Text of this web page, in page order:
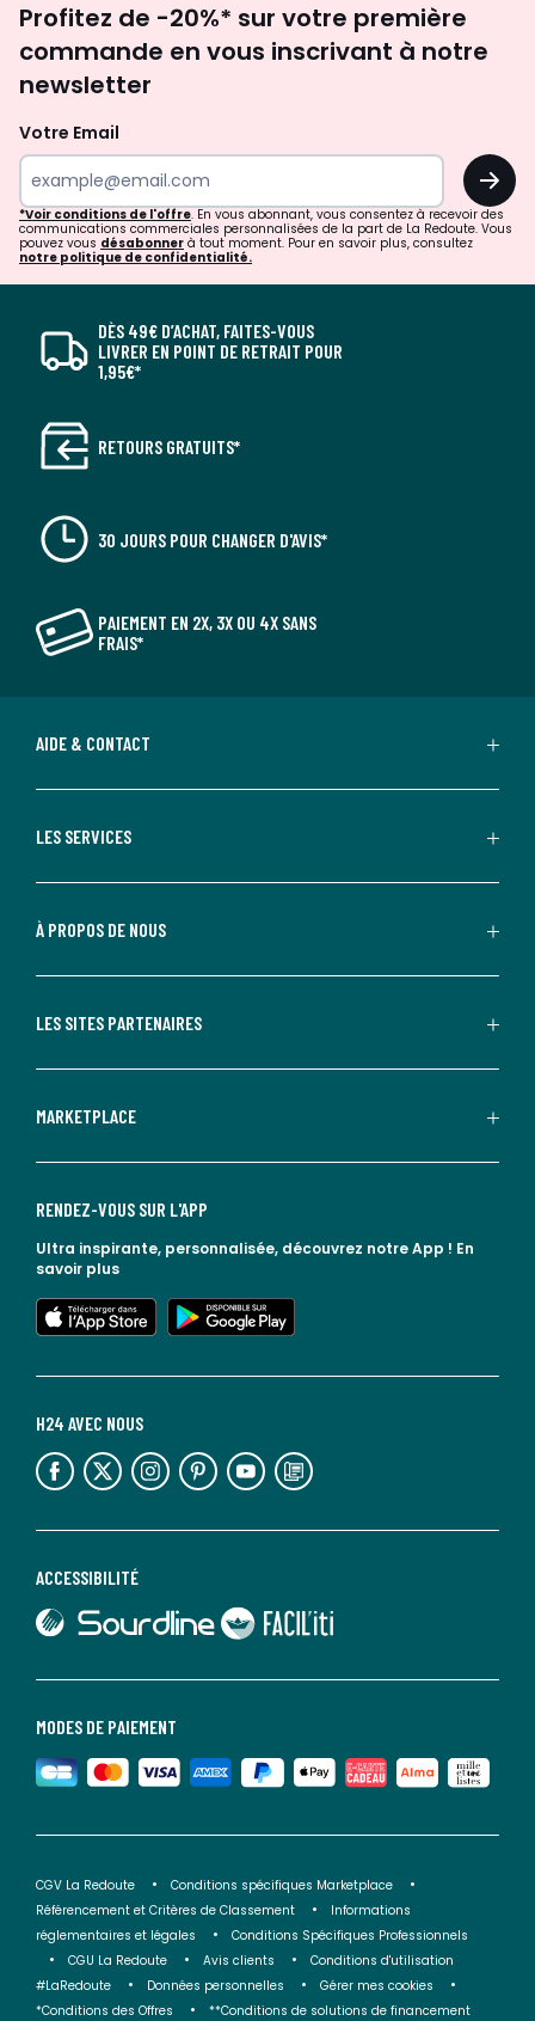
newsletter
Profitez de -20%* sur votre première
commande en vous inscrivant à notre
newsletter
Votre Email
OK
*Voir conditions de l'offre. En vous abonnant, vous consentez à recevoir des
communications commerciales personnalisées de la part de La Redoute. Vous
pouvez vous désabonner à tout moment. Pour en savoir plus, consultez
notre politique de confidentialité.
DÈS 49€ D’ACHAT, FAITES-VOUS
LIVRER EN POINT DE RETRAIT POUR
1,95€*
RETOURS GRATUITS*
30 JOURS POUR CHANGER D'AVIS*
PAIEMENT EN 2X, 3X OU 4X SANS
FRAIS*
AIDE & CONTACT
LES SERVICES
À PROPOS DE NOUS
LES SITES PARTENAIRES
MARKETPLACE
MODES DE PAIEMENT
ACCESSIBILITÉ
lien vers Sourdline
lien vers Faciliti
H24 AVEC NOUS
lien vers l'espace réseaux sociaux lien vers l'espace réseaux sociaux lien vers l'espace réseaux sociaux lien vers l'espace réseaux sociaux lien vers l'espace réseaux sociaux lien vers le blog la redoute
RENDEZ-VOUS SUR L'APP
Ultra inspirante, personnalisée, découvrez notre App ! En
savoir plus
lien vers l'app store
lien vers google play
CGV La Redoute
Conditions spécifiques Marketplace
Référencement et Critères de Classement
Informations
réglementaires et légales
Conditions Spécifiques Professionnels
CGU La Redoute
Avis clients
Conditions d'utilisation
#LaRedoute
Données personnelles
Gérer mes cookies
*Conditions des Offres
**Conditions de solutions de financement